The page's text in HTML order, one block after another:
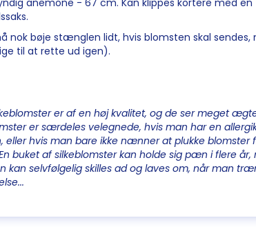
anemone - 67 cm. Kan klippes kortere med en
nok bøje stænglen lidt, hvis blomsten skal sendes,
til at rette ud igen).
er af en høj kvalitet, og de ser meget
er særdeles velegnede, hvis man har en
eller hvis man bare ikke nænner at plukke blomster
buket af silkeblomster kan holde sig pæn i flere år,
kan selvfølgelig skilles ad og laves om, når man